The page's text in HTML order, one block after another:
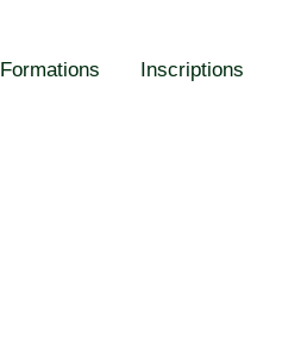
Formations Inscriptions